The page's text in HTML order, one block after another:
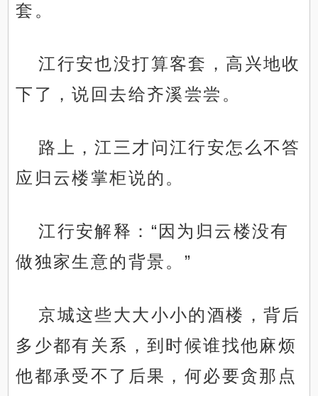
套。
江行安也没打算客套，高兴地收
下了，说回去给齐溪尝尝。
路上，江三才问江行安怎么不答
应归云楼掌柜说的。
江行安解释：“因为归云楼没有
做独家生意的背景。”
京城这些大大小小的酒楼，背后
多少都有关系，到时候谁找他麻烦
他都承受不了后果，何必要贪那点